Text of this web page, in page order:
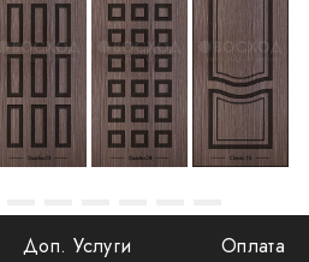
Доп. Услуги Оплата